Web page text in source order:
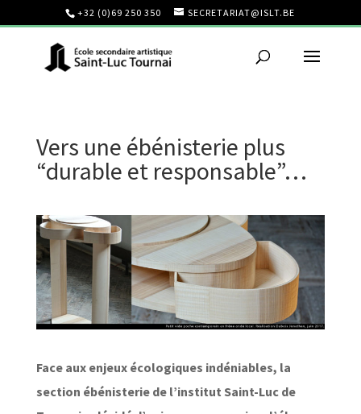
+32 (0)69 250 350 SECRETARIAT@ISLT.BE
Vers une ébénisterie plus
“durable et responsable”…
Face aux enjeux écologiques indéniables, la
section ébénisterie de l’institut Saint-Luc de